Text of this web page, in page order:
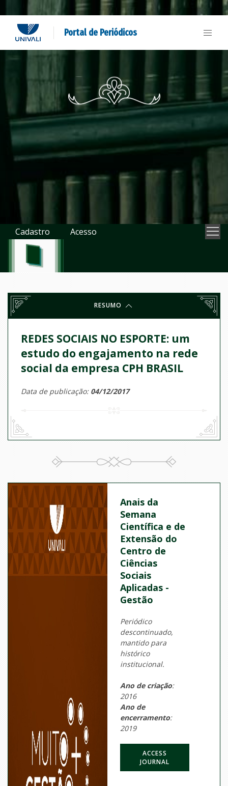
Portal de Periódicos
Cadastro Acesso
RESUMO
REDES SOCIAIS NO ESPORTE: um
estudo do engajamento na rede
social da empresa CPH BRASIL
Data de publicação: 04/12/2017
Anais da
Semana
Científica e de
Extensão do
Centro de
Ciências
Sociais
Aplicadas -
Gestão
Periódico
descontinuado,
mantido para
histórico
institucional.
Ano de criação:
2016
Ano de
encerramento:
2019
ACCESS
JOURNAL